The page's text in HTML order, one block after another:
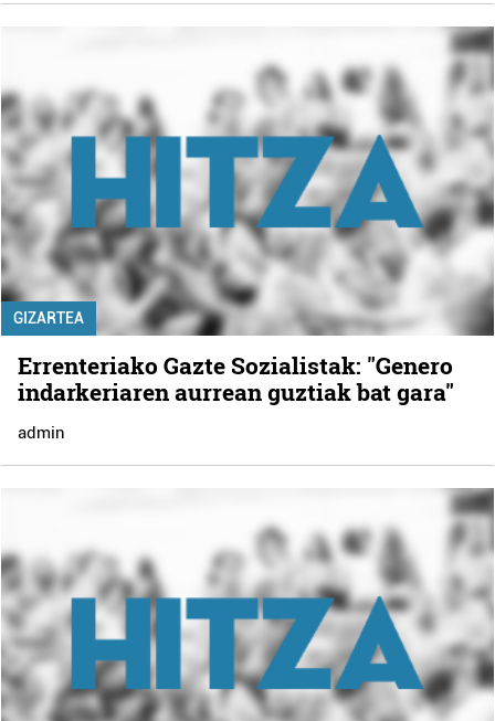
GIZARTEA
Errenteriako Gazte Sozialistak: "Genero
indarkeriaren aurrean guztiak bat gara"
admin